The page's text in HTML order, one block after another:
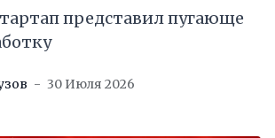
представил пугающе
30 Июля 2026